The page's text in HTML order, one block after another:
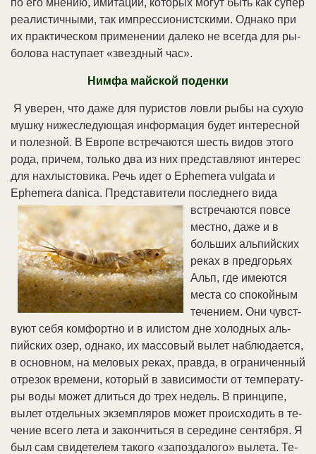
реа­ли­стич­ны­ми, так им­прес­сио­ни­ст­ски­ми. Од­на­ко при
их прак­ти­че­ском при­ме­не­нии да­ле­ко не все­гда для ры­
бо­ло­ва на­сту­па­ет «звезд­ный час».
Ним­фа май­ской по­ден­ки
Я уве­рен, что да­же для пу­ри­стов лов­ли ры­бы на сухую
муш­ку ни­же­сле­дую­щая ин­фор­ма­ция бу­дет ин­те­рес­ной
и по­лез­ной. В Ев­ро­пе встре­ча­ют­ся шесть ви­дов это­го
ро­да, при­чем, толь­ко два из них пред­став­ля­ют ин­те­рес
для на­хлы­сто­ви­ка. Речь идет о Ephemera vulgata и
Ephemera danica. Пред­ста­ви­те­ли по­след­не­го ви­да
встре­ча­ют­ся по­все­
ме­ст­но, да­же и в
боль­ших аль­пий­ских
ре­ках в пред­горь­ях
Альп, где име­ют­ся
мес­та со спо­кой­ным
те­че­ни­ем. Они чув­ст­
ву­ют се­бя ком­форт­но и в или­стом дне хо­лод­ных аль­
пий­ских озер, од­на­ко, их мас­со­вый вы­лет на­блю­да­ет­ся,
в ос­нов­ном, на ме­ло­вых ре­ках, прав­да, в ог­ра­ни­чен­ный
от­ре­зок вре­ме­ни, ко­то­рый в за­ви­си­мо­сти от тем­пе­ра­ту­
ры во­ды мо­жет длить­ся до трех не­дель. В прин­ци­пе,
вы­лет от­дель­ных эк­зем­п­ля­ров мо­жет про­ис­хо­дить в те­
че­ние все­го ле­та и за­кон­чить­ся в се­ре­ди­не сен­тяб­ря. Я
был сам сви­де­те­лем та­ко­го «за­по­зда­ло­го» вы­ле­та. Те­